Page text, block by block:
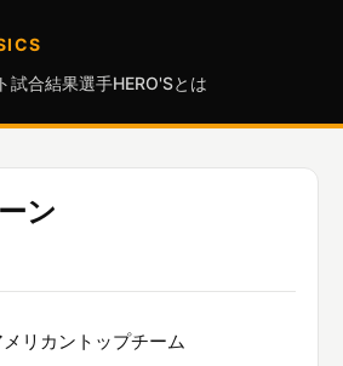
試合結果選手HERO'Sとは
ン
メリカントップチーム